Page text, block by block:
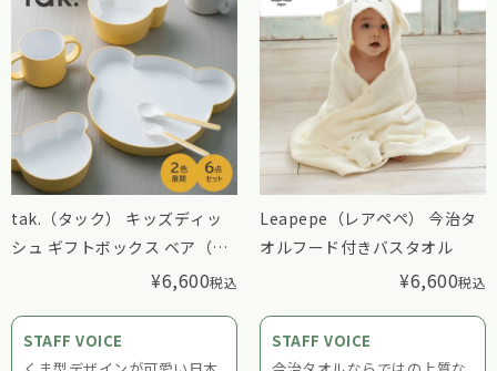
tak.（タック） キッズディッ
シュ ギフトボックス ベア（カ
¥6,600税込
STAFF VOICE
Leapepe（レアペペ） 今治タ
オルフード付きバスタオル
¥6,600税込
STAFF VOICE